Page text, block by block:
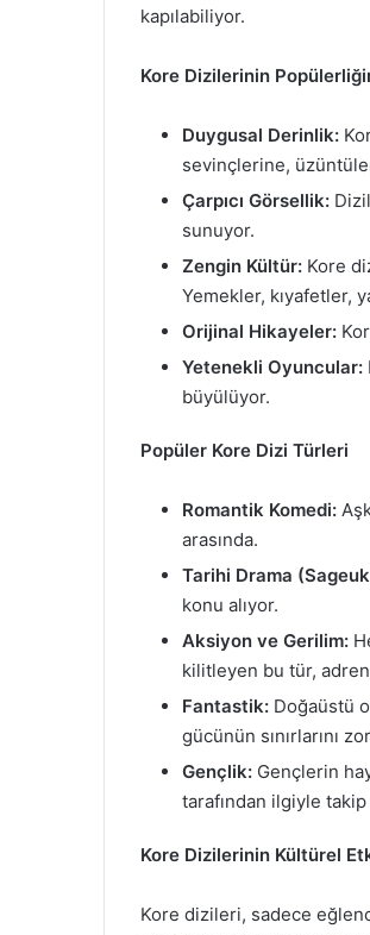
kapılabiliyor.
Kore Dizilerinin
Duygusal Derinlik:
sevinçlerine,
Çarpıcı Görsellik:
sunuyor.
Zengin Kültür: Kore
Yemekler, kıyafetler,
Orijinal Hikayeler:
Yetenekli Oyuncular:
büyülüyor.
Popüler Kore Dizi Türleri
Romantik Komedi:
arasında.
Tarihi Drama
konu alıyor.
Aksiyon ve Gerilim:
kilitleyen bu tür,
Fantastik: Doğaüstü
gücünün sınırlarını
Gençlik: Gençlerin
tarafından ilgiyle
Kore Dizilerinin Kültürel
Kore dizileri, sadece